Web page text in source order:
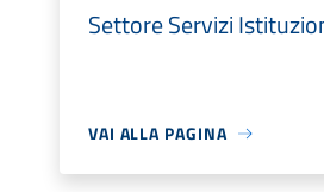
Settore Servizi
VAI ALLA PAGINA